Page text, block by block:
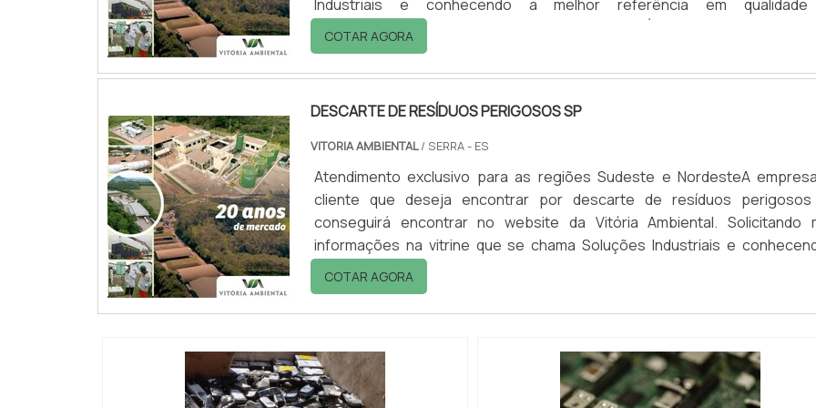
Industriais e conhecendo a melhor referência em
mercado.DETALHES sOBRE DESCARTE DE RESÍDUOS PERIGOSOS
precisa de descarte de resíduos perigosos rj em uma empresa
acha o site da Vitória Ambiental. Dispon...
COTAR AGORA
DESCARTE DE RESÍDUOS PERIGOSOS SP
VITORIA AMBIENTAL/ SERRA - ES
Atendimento exclusivo para as regiões Sudeste e NordesteA
cliente que deseja encontrar por descarte de resíduos
conseguirá encontrar no website da Vitória Ambiental. Solicitando
informações na vitrine que se chama Soluções Industriais e
melhor referência em qualidade do mercado.Quando o interesse
descarte de resíduos perigosos sp, com os profissionais da Vitória
conseguirá excel...
COTAR AGORA